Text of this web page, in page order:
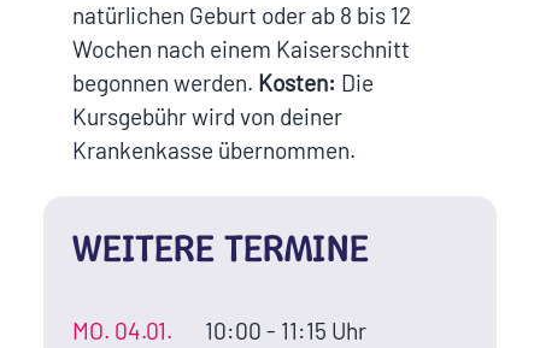
natürlichen Geburt oder ab 8 bis 12
Wochen nach einem Kaiserschnitt
begonnen werden. Kosten: Die
Kursgebühr wird von deiner
Krankenkasse übernommen.
WEITERE TERMINE
MO. 04.01. 10:00 - 11:15 Uhr